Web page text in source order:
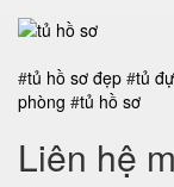
#tủ hồ sơ đẹp #tủ
phòng #tủ hồ sơ
Liên hệ